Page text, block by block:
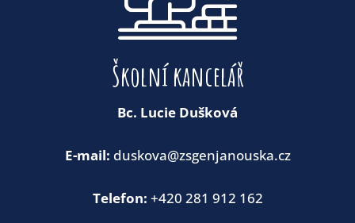
Školní kancelář
Bc. Lucie Dušková
E-mail: duskova@zsgenjanouska.cz
Telefon: +420 281 912 162